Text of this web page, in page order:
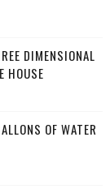
DIMENSIONAL
HOUSE
OF WATER